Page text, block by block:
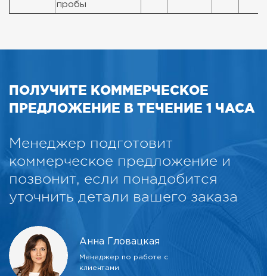
пробы
ПОЛУЧИТЕ КОММЕРЧЕСКОЕ
ПРЕДЛОЖЕНИЕ В ТЕЧЕНИЕ 1 ЧАСА
Менеджер подготовит
коммерческое предложение и
позвонит, если понадобится
уточнить детали вашего заказа
Анна Гловацкая
Менеджер по работе с
клиентами